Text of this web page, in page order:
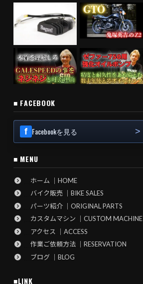
■ FACEBOOK
Facebookを見る
■ MENU
ホーム ｜HOME
バイク販売 ｜BIKE SALES
パーツ紹介 ｜ORIGINAL PARTS
カスタムマシン ｜CUSTOM MACHINE
アクセス ｜ACCESS
作業ご依頼方法 ｜RESERVATION
ブログ ｜BLOG
■LINK